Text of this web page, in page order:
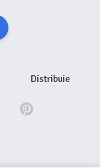
Distribuie